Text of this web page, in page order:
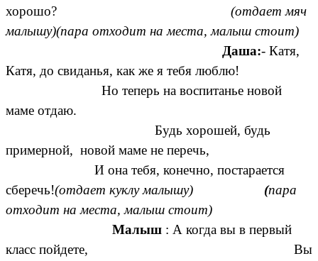
хорошо? (отдает мяч
малышу)(пара отходит на места, малыш стоит)
Даша:- Катя,
Катя, до свиданья, как же я тебя люблю!
Но теперь на воспитанье новой
маме отдаю.
Будь хорошей, будь
примерной, новой маме не перечь,
И она тебя, конечно, постарается
сберечь!(отдает куклу малышу) (пара
отходит на места, малыш стоит)
Малыш : А когда вы в первый
класс пойдете, Вы